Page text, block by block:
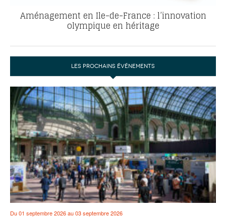
Aménagement en Ile-de-France : l’innovation
olympique en héritage
LES PROCHAINS ÉVÉNEMENTS
Du 01 septembre 2026 au 03 septembre 2026